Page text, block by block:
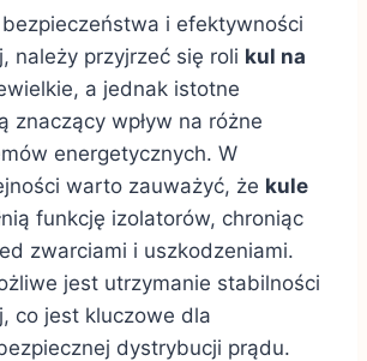
i efektywności
należy przyjrzeć się roli kul na
a jednak istotne
znaczący wpływ na różne
energetycznych. W
warto zauważyć, że kule
funkcję izolatorów, chroniąc
zwarciami i uszkodzeniami.
jest utrzymanie stabilności
co jest kluczowe dla
dystrybucji prądu.